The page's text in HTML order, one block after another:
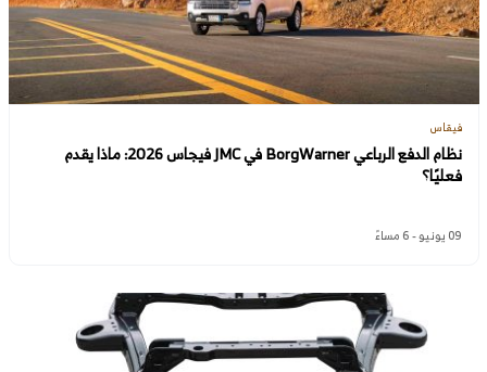
فيقاس
نظام الدفع الرباعي BorgWarner في JMC فيجاس 2026: ماذا يقدم
فعليًا؟
09 يونيو - 6 مساءً